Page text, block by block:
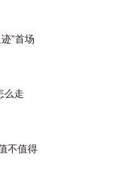
”首场
么走
不值得